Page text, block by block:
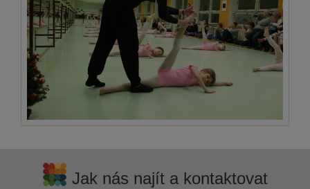
Jak nás najít a kontaktovat